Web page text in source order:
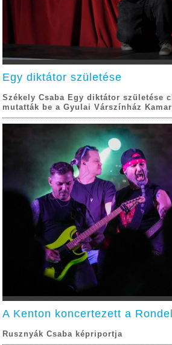
Egy diktátor születése
Székely Csaba Egy diktátor születése
mutatták be a Gyulai Várszínház
A Kenton koncertezett a
Rusznyák Csaba képriportja